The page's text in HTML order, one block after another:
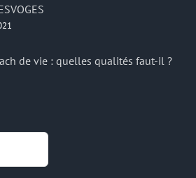
de vie : quelles qualités faut-il ?